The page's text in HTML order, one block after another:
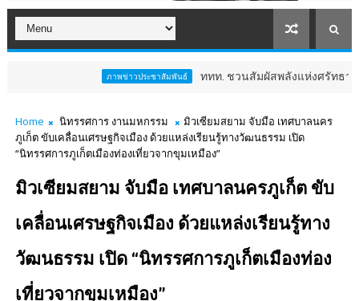
ภาพข่าวประชาสัมพันธ์ ททท. ชวนสัมผัสพลังแห่งศรัทธา ร่วมงาน
Home นิทรรศการ งานมหกรรม
มิวเซียมสยาม จับมือ เทศบาลนคร
ภูเก็ต ขับเคลื่อนเศรษฐกิจเมือง ด้วยแหล่งเรียนรู้ทางวัฒนธรรม เปิด
“นิทรรศการภูเก็ตเมืองท่องเที่ยวจากขุมเหมือง”
มิวเซียมสยาม จับมือ เทศบาลนครภูเก็ต ขับ
เคลื่อนเศรษฐกิจเมือง ด้วยแหล่งเรียนรู้ทาง
วัฒนธรรม เปิด “นิทรรศการภูเก็ตเมืองท่อง
เที่ยวจากขุมเหมือง”